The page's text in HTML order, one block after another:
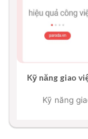
Kỹ năng giao
Kỹ năng